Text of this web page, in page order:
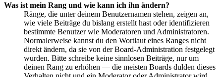
Was ist mein Rang und wie kann ich ihn ändern?
Ränge, die unter deinem Benutzernamen stehen, zeigen an,
wie viele Beiträge du bislang erstellt hast oder identifizieren
bestimmte Benutzer wie Moderatoren und Administratoren.
Normalerweise kannst du den Wortlaut eines Ranges nicht
direkt ändern, da sie von der Board-Administration festgelegt
wurden. Bitte schreibe keine sinnlosen Beiträge, nur um
deinen Rang zu erhöhen — die meisten Boards dulden dieses